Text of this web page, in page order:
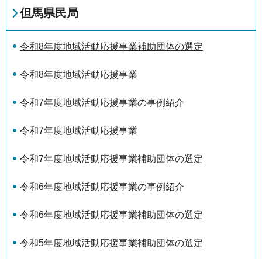
但馬県民局
令和8年度地域活動応援事業補助団体の選定
令和8年度地域活動応援事業
令和7年度地域活動応援事業の事例紹介
令和7年度地域活動応援事業
令和7年度地域活動応援事業補助団体の選定
令和6年度地域活動応援事業の事例紹介
令和6年度地域活動応援事業補助団体の選定
令和5年度地域活動応援事業補助団体の選定